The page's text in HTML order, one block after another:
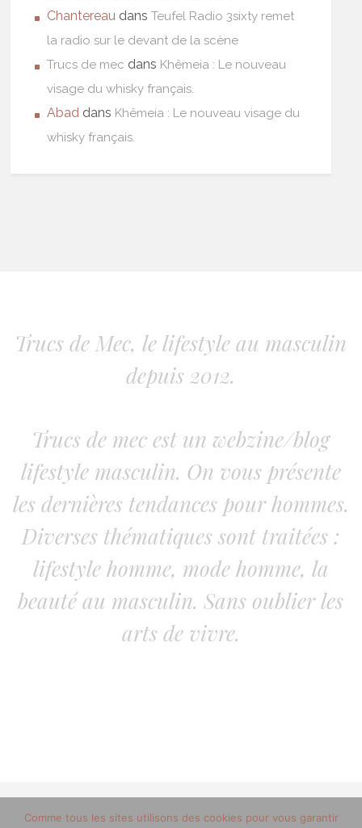
Chantereau dansTeufel Radio 3sixty remet
la radio sur le devant de la scène
Trucs de mec dans Khêmeia : Le nouveau
visage du whisky français.
Abad dans Khêmeia : Le nouveau visage du
whisky français.
Trucs de Mec, le lifestyle au masculin
depuis 2012.
Trucs de mec est un webzine/blog
lifestyle masculin. On vous présente
les dernières tendances pour hommes.
Diverses thématiques sont traitées :
lifestyle homme, mode homme, la
beauté au masculin. Sans oublier les
arts de vivre.
© 2012-2020 copyright trucsdemec.fr - blog lifestyle
Comme tous les sites utilisons des cookies pour vous garantir